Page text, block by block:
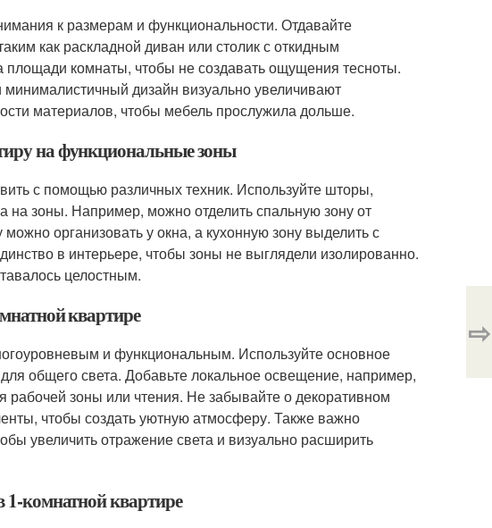
к размерам и функциональности. Отдавайте
как раскладной диван или столик с откидным
комнаты, чтобы не создавать ощущения тесноты.
дизайн визуально увеличивают
материалов, чтобы мебель прослужила дольше.
на функциональные зоны
с помощью различных техник. Используйте шторы,
на зоны. Например, можно отделить спальную зону от
организовать у окна, а кухонную зону выделить с
в интерьере, чтобы зоны не выглядели изолированно.
целостным.
квартире
и функциональным. Используйте основное
общего света. Добавьте локальное освещение, например,
зоны или чтения. Не забывайте о декоративном
чтобы создать уютную атмосферу. Также важно
увеличить отражение света и визуально расширить
1-комнатной квартире
⇨